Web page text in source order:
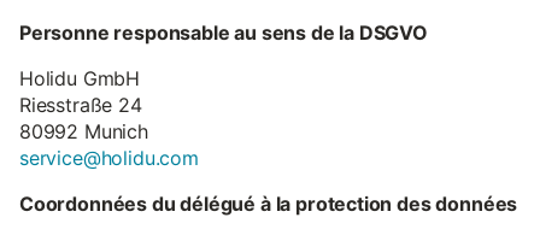
Personne responsable au sens de la DSGVO
Holidu GmbH
Riesstraße 24
80992 Munich
service@holidu.com
Coordonnées du délégué à la protection des données